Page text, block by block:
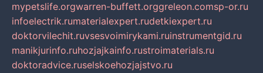
mypetslife.orgwarren-buffett.orggreleon.comsp-or.ru
infoelectrik.rumaterialexpert.rudetkiexpert.ru
doktorvilechit.ruvsesvoimirykami.ruinstrumentgid.ru
manikjurinfo.ruhozjajkainfo.rustroimaterials.ru
doktoradvice.ruselskoehozjajstvo.ru